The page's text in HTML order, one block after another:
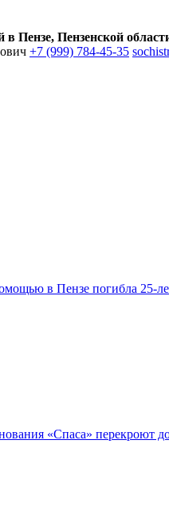
Пензе, Пензенской
+7 (999) 784-45-35
в Пензе погибла 25-
«Спаса» перекроют